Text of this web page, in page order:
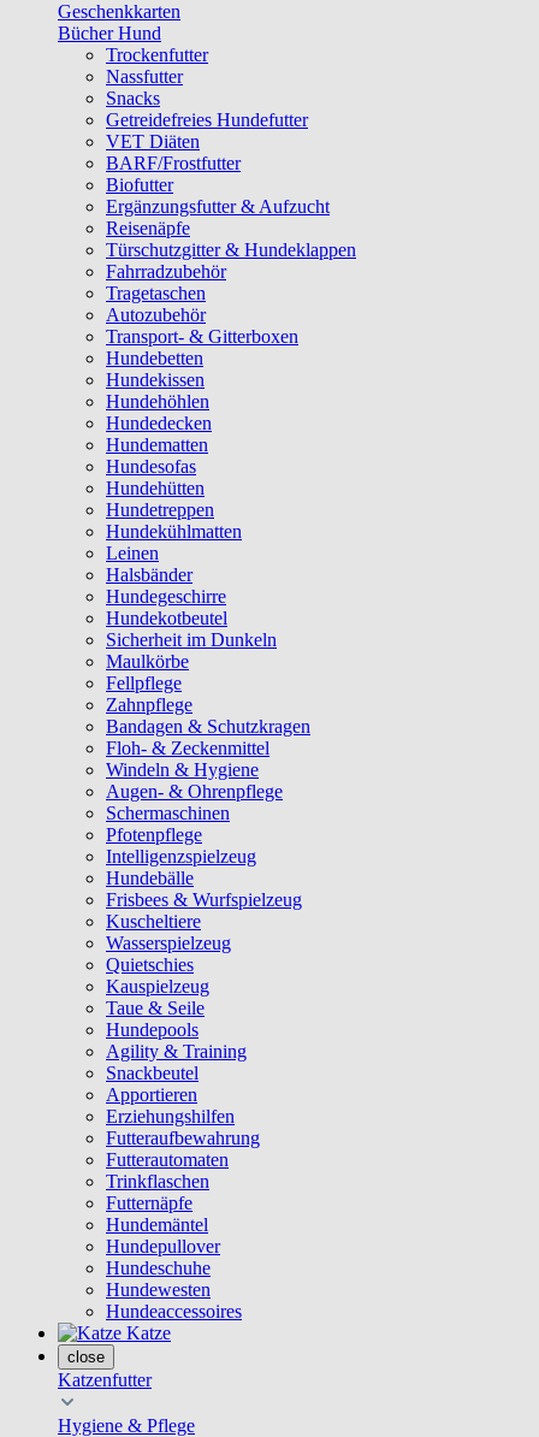
Geschenkkarten
Bücher Hund
Trockenfutter
Nassfutter
Snacks
Getreidefreies Hundefutter
VET Diäten
BARF/Frostfutter
Biofutter
Ergänzungsfutter & Aufzucht
Reisenäpfe
Türschutzgitter & Hundeklappen
Fahrradzubehör
Tragetaschen
Autozubehör
Transport- & Gitterboxen
Hundebetten
Hundekissen
Hundehöhlen
Hundedecken
Hundematten
Hundesofas
Hundehütten
Hundetreppen
Hundekühlmatten
Leinen
Halsbänder
Hundegeschirre
Hundekotbeutel
Sicherheit im Dunkeln
Maulkörbe
Fellpflege
Zahnpflege
Bandagen & Schutzkragen
Floh- & Zeckenmittel
Windeln & Hygiene
Augen- & Ohrenpflege
Schermaschinen
Pfotenpflege
Intelligenzspielzeug
Hundebälle
Frisbees & Wurfspielzeug
Kuscheltiere
Wasserspielzeug
Quietschies
Kauspielzeug
Taue & Seile
Hundepools
Agility & Training
Snackbeutel
Apportieren
Erziehungshilfen
Futteraufbewahrung
Futterautomaten
Trinkflaschen
Futternäpfe
Hundemäntel
Hundepullover
Hundeschuhe
Hundewesten
Hundeaccessoires
Katze
close
Katzenfutter
Hygiene & Pflege